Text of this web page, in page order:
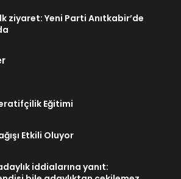
ziyaret: Yeni Parti Anıtkabir’de
Eğitimi
Etkili Oluyor
iddialarına yanıt: